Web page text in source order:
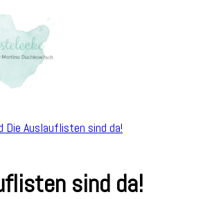
Die Auslauflisten sind da!
sind da!